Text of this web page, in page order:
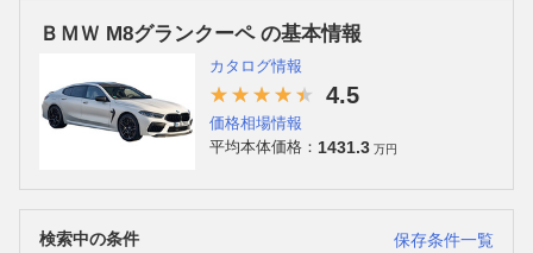
ＢＭＷ M8グランクーペ の基本情報
カタログ情報
4.5
価格相場情報
平均本体価格： 1431.3 万円
検索中の条件
保存条件一覧